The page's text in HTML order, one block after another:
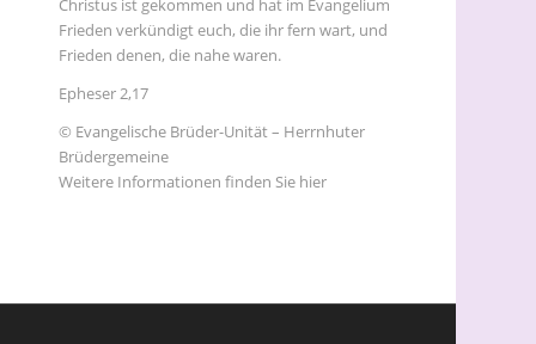
Christus ist gekommen und hat im Evangelium
Frieden verkündigt euch, die ihr fern wart, und
Frieden denen, die nahe waren.
Epheser 2,17
© Evangelische Brüder-Unität – Herrnhuter
Brüdergemeine
Weitere Informationen finden Sie hier